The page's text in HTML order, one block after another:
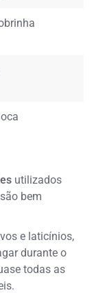
utilizados
são bem
e laticínios,
durante o
todas as